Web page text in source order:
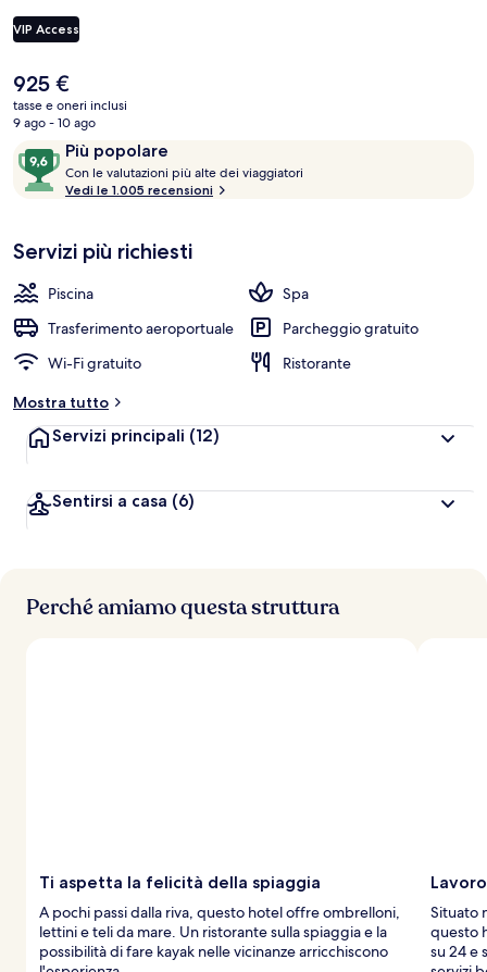
colazione. Gli altri punti di forza di questo hotel di lusso includono 2
bar/lounge, una palestra e una sauna. Gli ospiti apprezzano molto il
VIP Access
Il
prezzo
attuale
925 €
925 €
tasse e oneri inclusi
9 ago - 10 ago
RecensioniPiù popolare
9,6
su
10,
popolare
Con le valutazioni più alte dei viaggiatori
a
u
z
a
g
i
a
t
o
Vedi le 1.005 recensioni
Servizi più richiesti
Piscina
Spa
Trasferimento aeroportuale
Parcheggio gratuito
Wi-Fi gratuito
Ristorante
Mostra tutto
Servizi principali (12)
Sentirsi a casa (6)
Perché amiamo questa struttura
Ti aspetta la felicità della spiaggia
A pochi passi dalla riva, questo hotel offre ombrelloni,
lettini e teli da mare. Un ristorante sulla spiaggia e la
possibilità di fare kayak nelle vicinanze arricchiscono
Situato
questo
su 24 e